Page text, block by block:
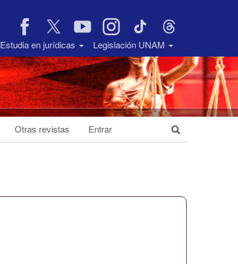
Estudia en jurídicas Legislación UNAM
Otras revistas Entrar